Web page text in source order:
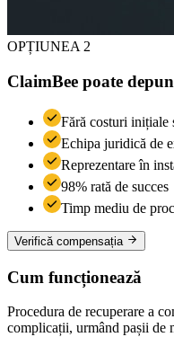
OPȚIUNEA 2
ClaimBee poate
Fără costuri inițiale
Echipa juridică de
Reprezentare în
98% rată de succes
Timp mediu de
Verifică compensația
Cum funcționează
Procedura de recuperare a
complicații, urmând pașii de